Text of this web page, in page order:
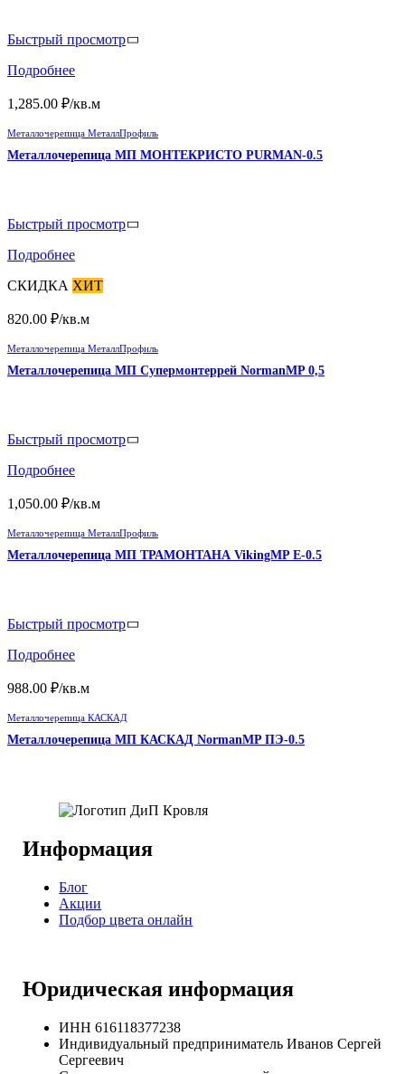
Быстрый просмотр
Подробнее
1,285.00 ₽/кв.м
Металлочерепица МеталлПрофиль
Металлочерепица МП МОНТЕКРИСТО PURMAN-0.5
Быстрый просмотр
Подробнее
СКИДКА ХИТ
820.00 ₽/кв.м
Металлочерепица МеталлПрофиль
Металлочерепица МП Супермонтеррей NormanMP 0,5
Быстрый просмотр
Подробнее
1,050.00 ₽/кв.м
Металлочерепица МеталлПрофиль
Металлочерепица МП ТРАМОНТАНА VikingMP E-0.5
Быстрый просмотр
Подробнее
988.00 ₽/кв.м
Металлочерепица КАСКАД
Металлочерепица МП КАСКАД NormanMP ПЭ-0.5
Информация
Блог
Акции
Подбор цвета онлайн
Юридическая информация
ИНН 616118377238
Индивидуальный предприниматель Иванов Сергей
Сергеевич